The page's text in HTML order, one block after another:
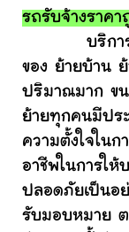
รถรับจ้างราคา
บริกา
ของ ย้ายบ้าน
ปริมาณมาก ขน
ย้ายทุกคนมีปร
ความตั้งใจใน
อาชีพในการให้
ปลอดภัยเป็นอ
รับมอบหมาย ต